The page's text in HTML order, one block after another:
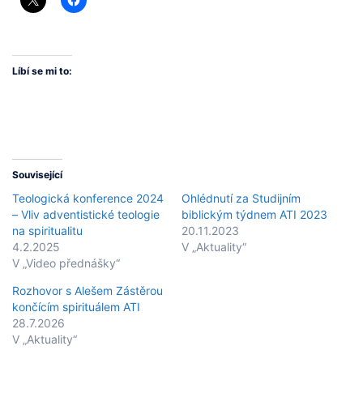
Líbí se mi to:
Související
Teologická konference 2024
– Vliv adventistické teologie
na spiritualitu
4.2.2025
V „Video přednášky“
Ohlédnutí za Studijním
biblickým týdnem ATI 2023
20.11.2023
V „Aktuality“
Rozhovor s Alešem Zástěrou
končícím spirituálem ATI
28.7.2026
V „Aktuality“